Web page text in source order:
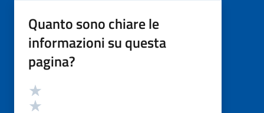
Quanto sono chiare le
informazioni su questa
pagina?
Valutazione